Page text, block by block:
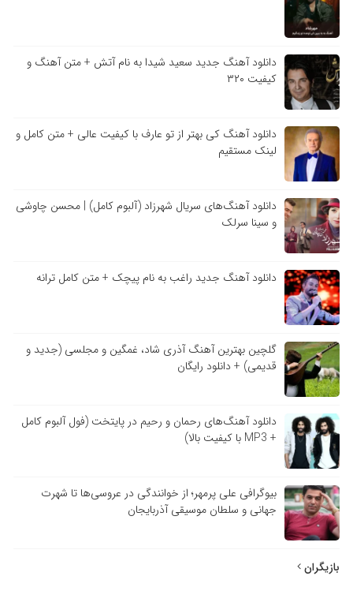
دانلود آهنگ جدید سعید شیدا به نام آتش + متن آهنگ و
کیفیت ۳۲۰
دانلود آهنگ کی بهتر از تو عارف با کیفیت عالی + متن کامل و
لینک مستقیم
دانلود آهنگ‌های سریال شهرزاد (آلبوم کامل) | محسن چاوشی
و سینا سرلک
دانلود آهنگ جدید راغب به نام پیچک + متن کامل ترانه
گلچین بهترین آهنگ آذری شاد، غمگین و مجلسی (جدید و
قدیمی) + دانلود رایگان
دانلود آهنگ‌های رحمان و رحیم در پایتخت (فول آلبوم کامل
+ MP3 با کیفیت بالا)
بیوگرافی علی پرمهر؛ از خوانندگی در عروسی‌ها تا شهرت
جهانی و سلطان موسیقی آذربایجان
بازیگران